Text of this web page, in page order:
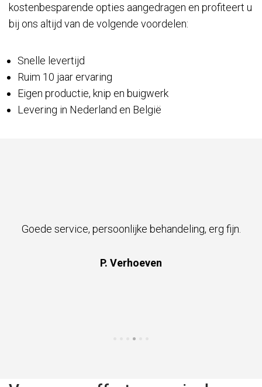
kostenbesparende opties aangedragen en profiteert u
bij ons altijd van de volgende voordelen:
Snelle levertijd
Ruim 10 jaar ervaring
Eigen productie, knip en buigwerk
Levering in Nederland en België
Goede service, persoonlijke behandeling, erg fijn.
P. Verhoeven